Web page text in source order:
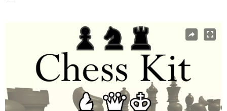
現在のスライド：1 / 8